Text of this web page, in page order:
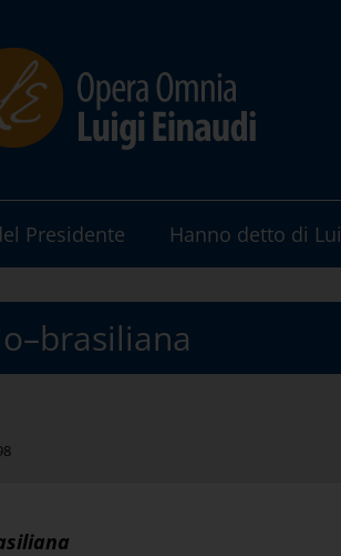
Presidente Hanno detto di Lui